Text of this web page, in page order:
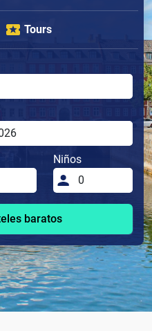
Tours
Niños
baratos